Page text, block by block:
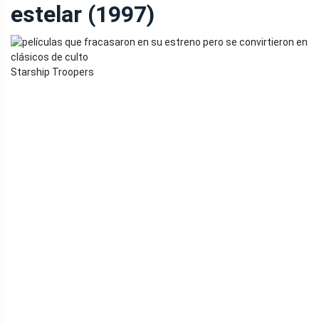
estelar (1997)
Starship Troopers